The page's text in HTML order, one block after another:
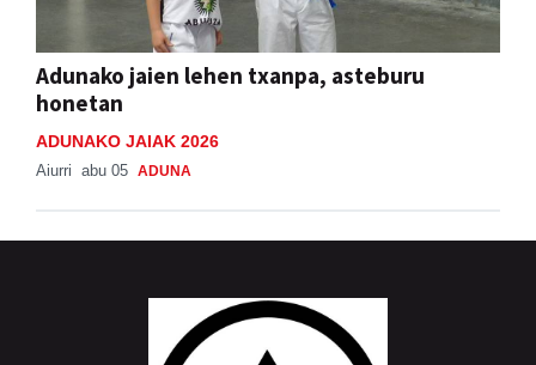
Adunako jaien lehen txanpa, asteburu
honetan
ADUNAKO JAIAK 2026
Aiurri abu 05 ADUNA